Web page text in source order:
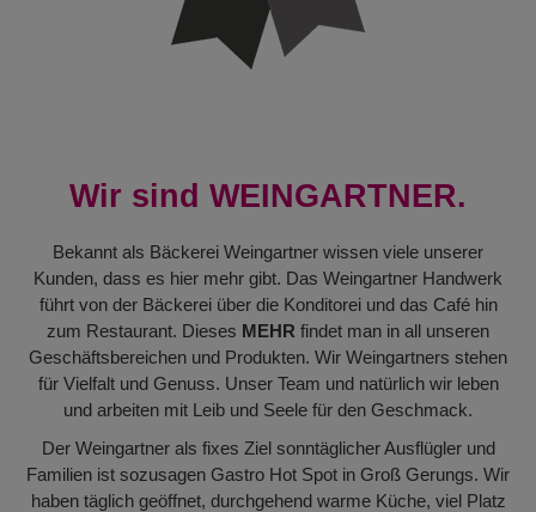
Wir sind WEINGARTNER.
Bekannt als Bäckerei Weingartner wissen viele unserer
Kunden, dass es hier mehr gibt. Das Weingartner Handwerk
führt von der Bäckerei über die Konditorei und das Café hin
zum Restaurant. Dieses MEHR findet man in all unseren
Geschäftsbereichen und Produkten. Wir Weingartners stehen
für Vielfalt und Genuss. Unser Team und natürlich wir leben
und arbeiten mit Leib und Seele für den Geschmack.
Der Weingartner als fixes Ziel sonntäglicher Ausflügler und
Familien ist sozusagen Gastro Hot Spot in Groß Gerungs. Wir
haben täglich geöffnet, durchgehend warme Küche, viel Platz